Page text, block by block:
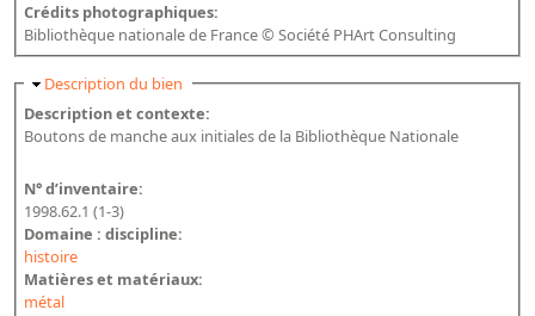
Crédits photographiques:
Bibliothèque nationale de France © Société PHArt Consulting
Masquer
Description du bien
Description et contexte:
Boutons de manche aux initiales de la Bibliothèque Nationale
N° d’inventaire:
1998.62.1 (1-3)
Domaine : discipline:
histoire
Matières et matériaux:
métal